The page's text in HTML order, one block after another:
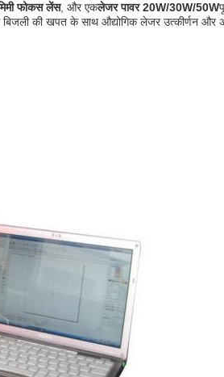
फोकस लेंस, और एकलेजर पावर 20W/30W/50W
की खपत के साथ औद्योगिक लेजर उत्कीर्णन और